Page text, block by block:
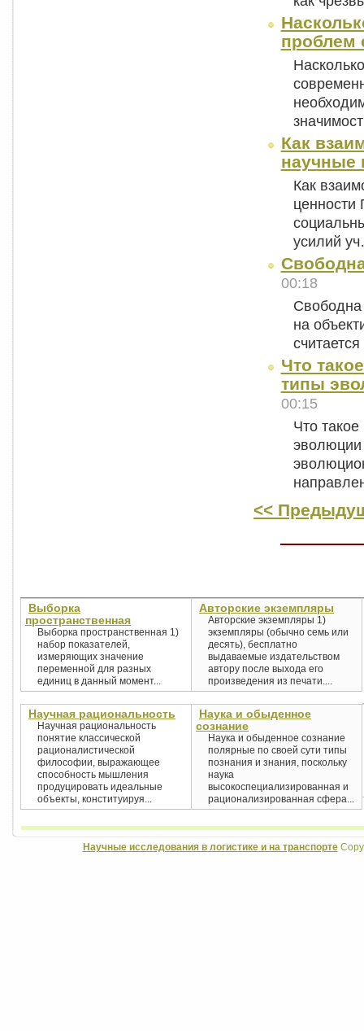
проблем
Как
научные
Как
ценности
усилий
00:18
Свободна
на
Что
типы
00:15
Что
эволюции
<<
Выборка
пространственная
Выборка пространственная 1)
набор показателей,
измеряющих значение
переменной для разных
единиц в данный момент...
Авторские экземпляры
Авторские экземпляры 1)
экземпляры (обычно семь или
десять), бесплатно
выдаваемые издательством
автору после выхода его
произведения из печати....
Научная рациональность
Научная рациональность
понятие классической
рационалистической
философии, выражающее
способность мышления
продуцировать идеальные
объекты, конституируя...
Наука и обыденное
сознание
Наука и обыденное сознание
полярные по своей сути типы
познания и знания, поскольку
наука
высокоспециализированная и
рационализированная сфера...
Научные исследования в логистике и на транспорте